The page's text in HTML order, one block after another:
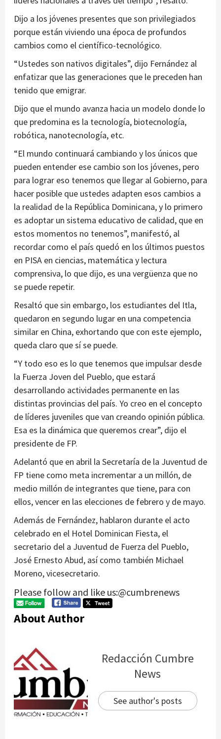
Dijo a los jóvenes presentes que son privilegiados
porque están viviendo una época de profundos
cambios como el científico-tecnológico.
“Ustedes son nativos digitales”, dijo Fernández al
enfatizar que las generaciones que le preceden han
tenido que emigrar.
Dijo que el mundo avanza hacia un modelo donde lo
que predomina es la tecnología, biotecnología,
robótica, nanotecnología, etc.
“El mundo continuará cambiando y los únicos que
pueden entender ese cambio son los jóvenes, pero
para lograr eso tenemos que llegar al Gobierno, para
hacer posible que ustedes adapten esos cambios a
la realidad de la República Dominicana, y lo primero
es adoptar un sistema educativo de calidad, que en
estos momentos no tenemos”, manifestó, al
recordar como el país quedó en los últimos puestos
en PISA en ciencias, matemática y lectura
comprensiva, lo que dijo, es una vergüenza que no
se puede repetir.
Resaltó que sin embargo, los estudiantes del Itla,
quedaron en segundo lugar en una competencia
similar en China, exhortando que con este ejemplo,
queda claro que sí se puede.
“Y todo eso es lo que tenemos que impulsar desde
la Fuerza Joven del Pueblo, que estará
desarrollando actividades permanente en las
distintas provincias del país. Yo creo en el concepto
de líderes juveniles que van creando opinión pública.
Esa es la dinámica que queremos crear”, dijo el
presidente de FP.
Adelantó que en abril la Secretaría de la Juventud de
FP tiene como meta incrementar a un millón, de
medio millón de integrantes que tiene, para con
ellos, vencer en las elecciones de febrero y de mayo.
Además de Fernández, hablaron durante el acto
celebrado en el Hotel Dominican Fiesta, el
secretario del a Juventud de Fuerza del Pueblo,
José Ernesto Abud, así como también Michael
Moreno, vicesecretario.
Please follow and like us:@cumbrenews
About Author
Redacción Cumbre
News
See author's posts